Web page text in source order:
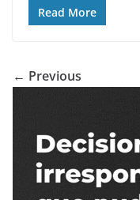
Read More
← Previous